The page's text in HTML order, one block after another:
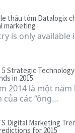
thâu tóm Datalogix
marketing
is only available
5 Strategic Technology
in 2015
2014 là một năm
của các “ông…
Digital Marketing
for 2015